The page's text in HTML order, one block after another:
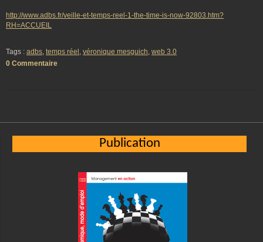
http://www.adbs.fr/veille-et-temps-reel-1-the-time-is-now-92803.htm?
RH=ACCUEIL
Tags : adbs, temps réel , véronique mesguich, web 3.0
0 Commentaire
Publication